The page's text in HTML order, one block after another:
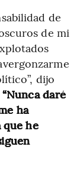
de
de mi
dijo
“Nunca daré
ha
he